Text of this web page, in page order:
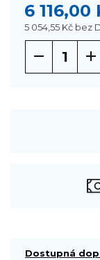
6 116,00
5 054,55 Kč bez
Dostupná